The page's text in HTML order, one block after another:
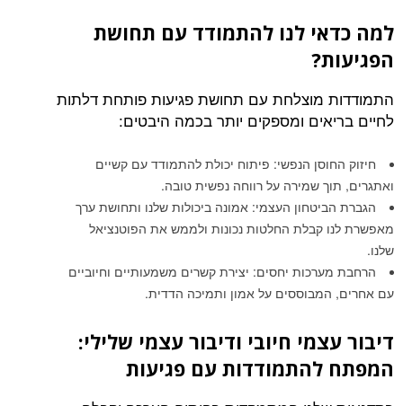
למה כדאי לנו להתמודד עם תחושת
הפגיעות?
התמודדות מוצלחת עם תחושת פגיעות פותחת דלתות
לחיים בריאים ומספקים יותר בכמה היבטים:
חיזוק החוסן הנפשי: פיתוח יכולת להתמודד עם קשיים
ואתגרים, תוך שמירה על רווחה נפשית טובה.
הגברת הביטחון העצמי: אמונה ביכולות שלנו ותחושת ערך
מאפשרת לנו קבלת החלטות נכונות ולממש את הפוטנציאל
שלנו.
הרחבת מערכות יחסים: יצירת קשרים משמעותיים וחיוביים
עם אחרים, המבוססים על אמון ותמיכה הדדית.
דיבור עצמי חיובי ודיבור עצמי שלילי:
המפתח להתמודדות עם פגיעות